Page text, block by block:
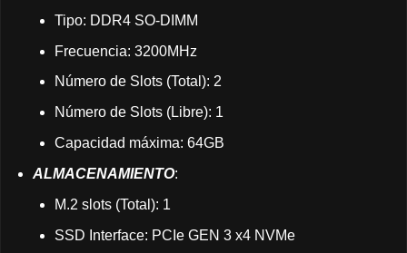
Tipo: DDR4 SO-DIMM
Frecuencia: 3200MHz
Número de Slots (Total): 2
Número de Slots (Libre): 1
Capacidad máxima: 64GB
ALMACENAMIENTO:
M.2 slots (Total): 1
SSD Interface: PCIe GEN 3 x4 NVMe